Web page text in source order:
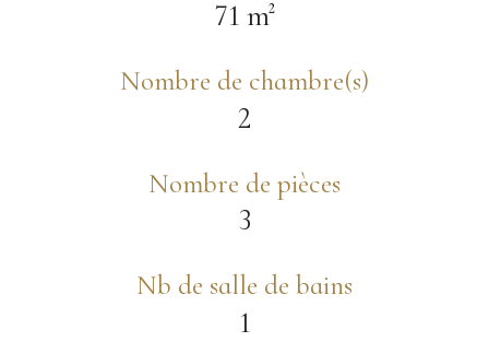
71 m²
Nombre de chambre(s)
2
Nombre de pièces
3
Nb de salle de bains
1